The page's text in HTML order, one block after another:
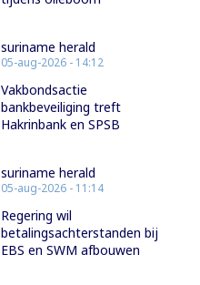
suriname herald
05-aug-2026 - 14:12
Vakbondsactie
bankbeveiliging treft
Hakrinbank en SPSB
suriname herald
05-aug-2026 - 11:14
Regering wil
betalingsachterstanden bij
EBS en SWM afbouwen